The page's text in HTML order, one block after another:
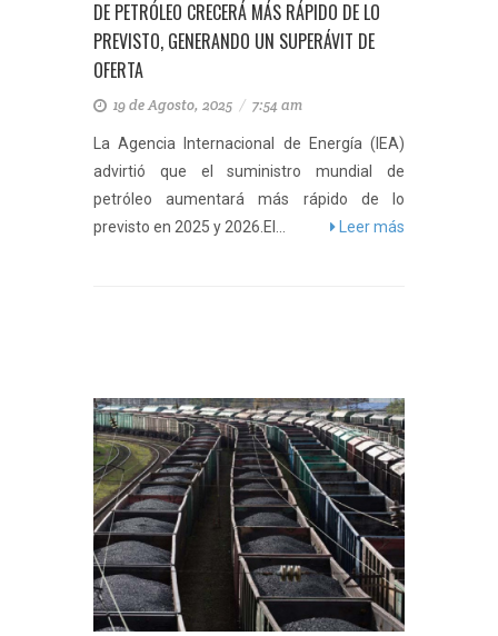
DE PETRÓLEO CRECERÁ MÁS RÁPIDO DE LO
PREVISTO, GENERANDO UN SUPERÁVIT DE
OFERTA
19 de Agosto, 2025 / 7:54 am
La Agencia Internacional de Energía (IEA)
advirtió que el suministro mundial de
petróleo aumentará más rápido de lo
previsto en 2025 y 2026.El...
Leer más